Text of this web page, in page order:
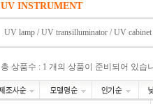
UV INSTRUMENT
UV lamp /UV transilluminator /UV cabinet
총 상품수 : 1 개의 상품이 준비되어 있습